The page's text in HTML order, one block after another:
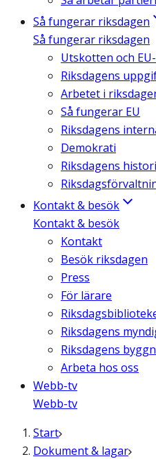
Så fungerar riksdagen
Så fungerar riksdagen
Utskotten och
Riksdagens
Arbetet i
Så fungerar EU
Riksdagens
Demokrati
Riksdagens
Kontakt & besök
Kontakt & besök
Kontakt
Besök riksdagen
Press
För lärare
Riksdagens
Riksdagens
Arbeta hos oss
Webb-tv
Webb-tv
Start
Dokument & lagar